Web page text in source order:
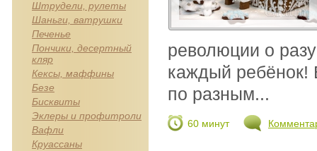
революции о
каждый ребёнок!
по разным...
60 минут
Штрудели, рулеты
Шаньги, ватрушки
Печенье
Пончики, десертный
кляр
Кексы, маффины
Безе
Бисквиты
Эклеры и профитроли
Вафли
Круассаны